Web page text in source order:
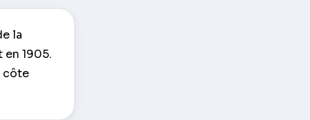
la
1905.
côte